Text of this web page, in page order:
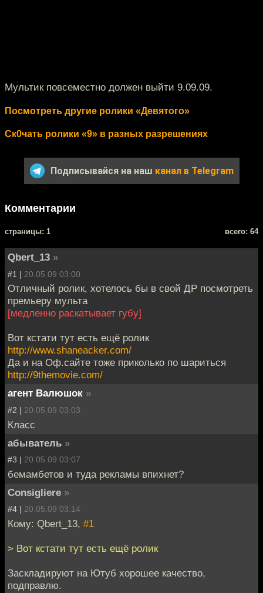
Мультик повсеместно должен выйти 9.09.09.
Посмотреть другие ролики «Девятого»
Ск0чать ролики «9» в разных разрешениях
Подписывайся на наш канал в Telegram
Комментарии
cтраницы: 1 всего: 64
Qbert_13 »
#1 | 20.05.09 03:00
Отличный ролик, хотелось бы в свой ДР посмотреть
премьеру мульта
[медленно раскатывает губу]
Вот кстати тут есть ещё ролик
http://www.shaneacker.com/
Да и на Оф.сайте тоже приколько по шариться
http://9themovie.com/
агент Валюшок »
#2 | 20.05.09 03:03
Класс
абыватель »
#3 | 20.05.09 03:07
бемамбетов и туда рекламы впихнет?
Consigliere »
#4 | 20.05.09 03:14
Кому: Qbert_13, #1
> Вот кстати тут есть ещё ролик
Заскладируют на Ютуб хорошее качество,
подправлю.